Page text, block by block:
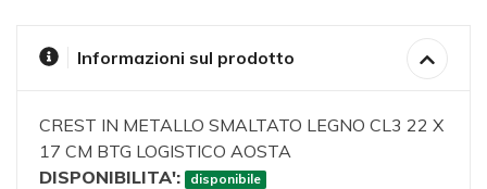
Informazioni sul prodotto
CREST IN METALLO SMALTATO LEGNO CL3 22 X
17 CM BTG LOGISTICO AOSTA
DISPONIBILITA':
disponibile